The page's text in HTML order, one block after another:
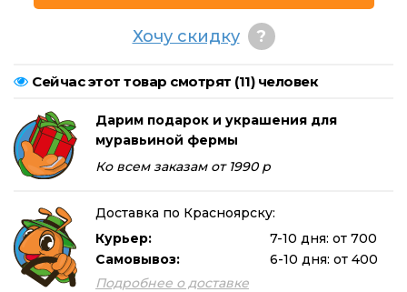
Хочу скидку ?
Сейчас этот товар смотрят (11) человек
Дарим подарок и украшения для
муравьиной фермы
Ко всем заказам от 1990 р
Доставка по Красноярску:
Курьер:
7-10 дня: от 700
Самовывоз:
6-10 дня: от 400
Подробнее о доставке